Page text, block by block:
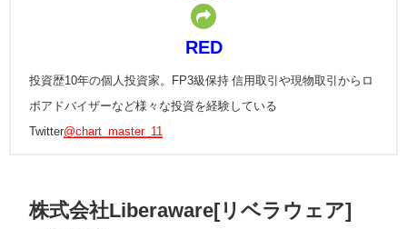
RED
投資歴10年の個人投資家。FP3級保持 信用取引や現物取引からロ
ボアドバイザーなど様々な投資を経験している
Twitter@chart_master_11
株式会社Liberaware[リベラウェア]